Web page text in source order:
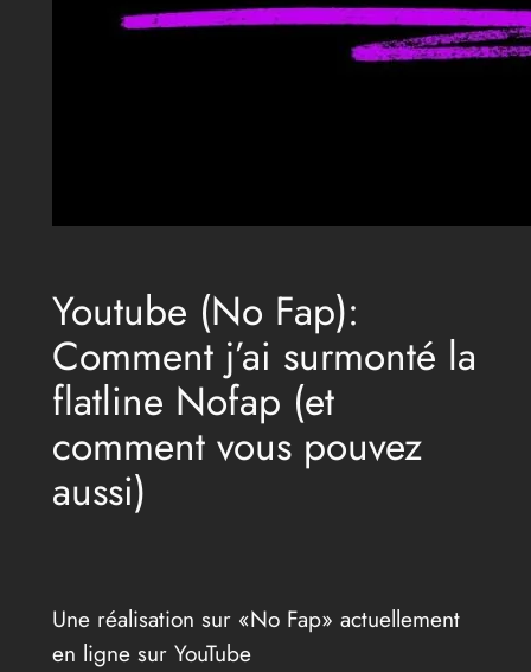
Youtube (No Fap):
Comment j’ai surmonté la
flatline Nofap (et
comment vous pouvez
aussi)
Une réalisation sur «No Fap» actuellement
en ligne sur YouTube